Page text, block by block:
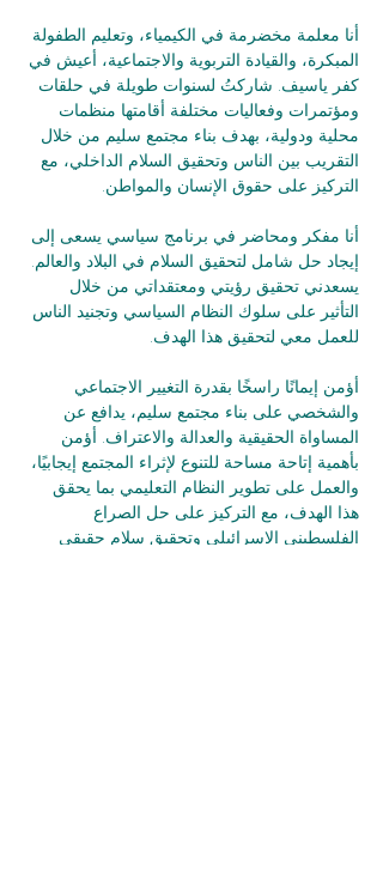
أنا معلمة مخضرمة في الكيمياء، وتعليم الطفولة
المبكرة، والقيادة التربوية والاجتماعية، أعيش في
كفر ياسيف. شاركتُ لسنوات طويلة في حلقات
ومؤتمرات وفعاليات مختلفة أقامتها منظمات
محلية ودولية، بهدف بناء مجتمع سليم من خلال
التقريب بين الناس وتحقيق السلام الداخلي، مع
التركيز على حقوق الإنسان والمواطن.
أنا مفكر ومحاضر في برنامج سياسي يسعى إلى
إيجاد حل شامل لتحقيق السلام في البلاد والعالم.
يسعدني تحقيق رؤيتي ومعتقداتي من خلال
التأثير على سلوك النظام السياسي وتجنيد الناس
للعمل معي لتحقيق هذا الهدف.
أؤمن إيمانًا راسخًا بقدرة التغيير الاجتماعي
والشخصي على بناء مجتمع سليم، يدافع عن
المساواة الحقيقية والعدالة والاعتراف. أؤمن
بأهمية إتاحة مساحة للتنوع لإثراء المجتمع إيجابيًا،
والعمل على تطوير النظام التعليمي بما يحقق
هذا الهدف، مع التركيز على حل الصراع
الفلسطيني الإسرائيلي وتحقيق سلام حقيقي